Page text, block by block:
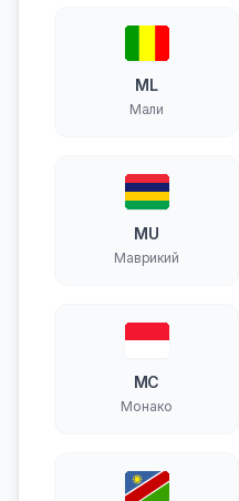
ML
Мали
MU
Маврикий
MC
Монако